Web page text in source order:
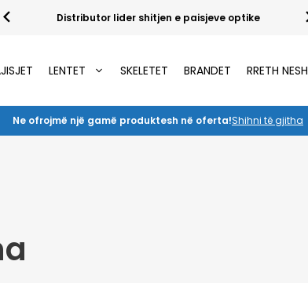
Distributor lider shitjen e paisjeve optike
LENTET SKELETET BRANDET RRETH NESH
Ne ofrojmë një gamë produktesh në oferta!Shihni të gjitha